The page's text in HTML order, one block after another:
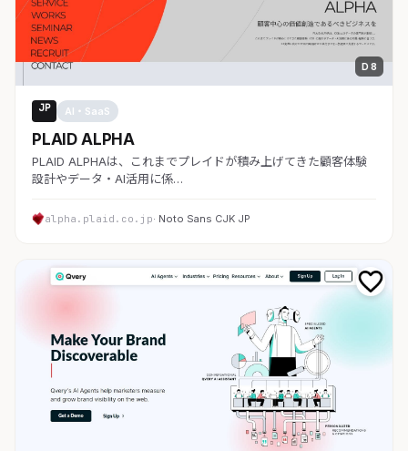
D 8
JP AI・SaaS
PLAID ALPHA
PLAID ALPHAは、これまでプレイドが積み上げてきた顧客体験
設計やデータ・AI活用に係…
alpha.plaid.co.jp· Noto Sans CJK JP